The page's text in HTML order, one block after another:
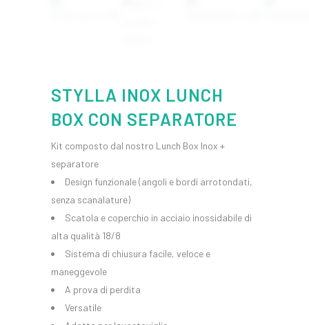
STYLLA INOX LUNCH
BOX CON SEPARATORE
Kit composto dal nostro Lunch Box Inox +
separatore
Design funzionale (angoli e bordi arrotondati,
senza scanalature)
Scatola e coperchio in acciaio inossidabile di
alta qualità 18/8
Sistema di chiusura facile, veloce e
maneggevole
A prova di perdita
Versatile